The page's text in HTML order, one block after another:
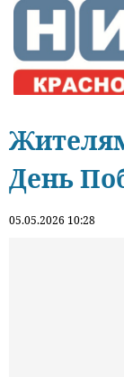
День
05.05.2026 10:28